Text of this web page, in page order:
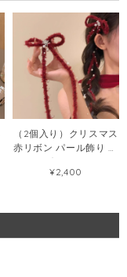
（2個入り）クリスマス
赤リボン パール飾り テ
ールリボン ヘアクリッ
プ 小物127715619
¥2,400